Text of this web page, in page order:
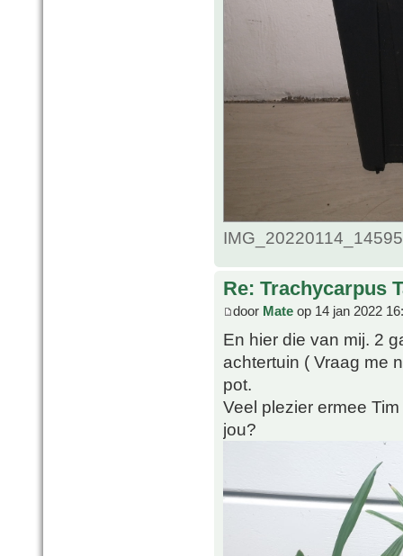
Re: Trachycarpus
door Mate op 14 jan 2022
En hier die van mij. 2
achtertuin ( Vraag me
pot.
Veel plezier ermee
jou?